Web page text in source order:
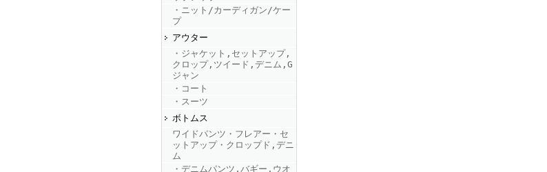
FINEBOYS2025年9月号
・ニット/カーディガン/ケー
プ
アウター
・ジャケット,セットアップ,
クロップ,ツイード,デニム,G
ジャン
・コート
・スーツ
ボトムス
ワイドパンツ・フレアー・セ
ットアップ・クロップド,デニ
ム
・デニムパンツ,バギー,ウオ